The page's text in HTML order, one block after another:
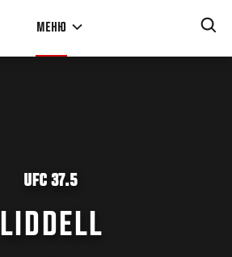
МЕНЮ
UFC 37.5
LIDDELL